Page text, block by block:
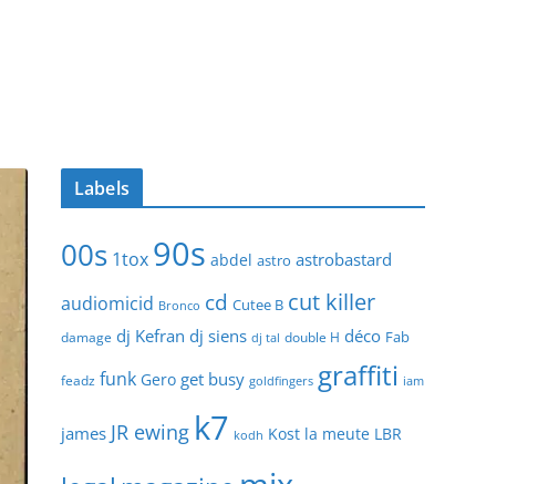
Labels
00s 1tox 90s abdel astro astrobastard
audiomicid Bronco cd Cutee B cut killer
damage dj Kefran dj siens dj tal double H déco Fab
feadz funk Gero get busy goldfingers graffiti iam
james JR ewing k7 kodh Kost la meute LBR